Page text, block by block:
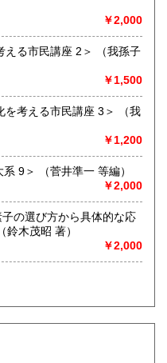
￥2,000
民講座 2＞ （我孫子
￥1,500
える市民講座 3＞ （我
￥1,200
生物学史 : 生命の探究 ＜科学史大系 9＞ （菅井準一 等編）
￥2,000
の選び方から具体的な応
用法まで ＜実務書シリーズ 8＞ （鈴木茂昭 著）
￥2,000